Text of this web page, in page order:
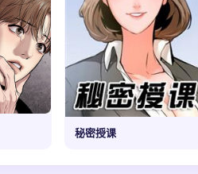
秘密授课